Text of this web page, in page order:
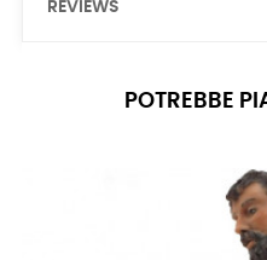
REVIEWS
POTREBBE